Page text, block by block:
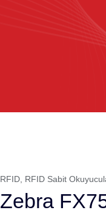
RFID RFID Sabit
Zebra